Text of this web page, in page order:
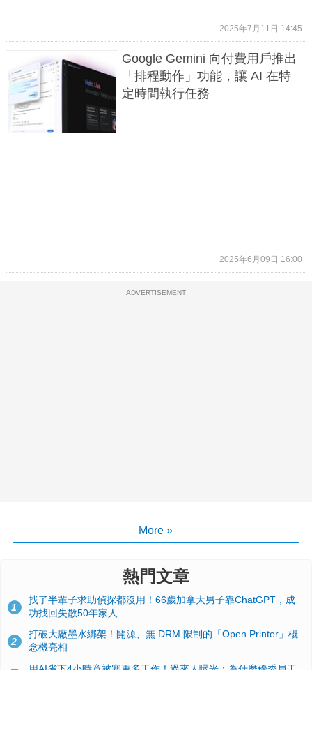
2025年7月11日 14:45
Google Gemini 向付費用戶推出
「排程動作」功能，讓 AI 在特
定時間執行任務
2025年6月09日 16:00
ADVERTISEMENT
More »
熱門文章
1
找了半輩子求助偵探都沒用！66歲加拿大男子靠ChatGPT，成
功找回失散50年家人
2
打破大廠墨水綁架！開源、無 DRM 限制的「Open Printer」概
念機亮相
用AI省下4小時竟被塞更多工作！過來人曝光：為什麼優秀員工